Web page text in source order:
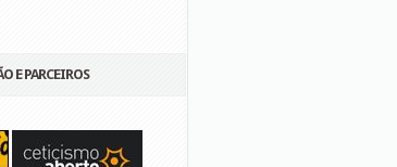
TNSgK1CylTI/AAAAAAAAAFk/u8d6kvYMhVc/
E PARCEIROS